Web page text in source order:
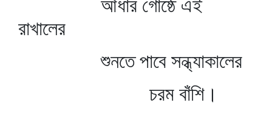
আঁধার গোষ্ঠে এই
রাখালের
শুনতে পাবে সন্ধ্যাকালের
চরম বাঁশি।